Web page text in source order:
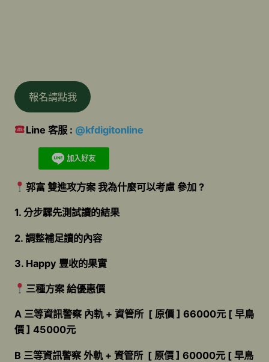
報名請點我
Line 客服 : @kfdigitonline
郭富 雙進攻方案 我為什麼可以考慮 參加 ?
1. 分步驟先測試讀的結果
2. 調整補足讀的內容
3. Happy 豐收的果實
三種方案 給優惠價
A 三等資訊警察 內軌 + 資管所 [ 原價 ] 66000元 [ 早鳥
價 ] 45000元
B 三等資訊警察 外軌 + 資管所 [ 原價 ] 60000元 [ 早鳥